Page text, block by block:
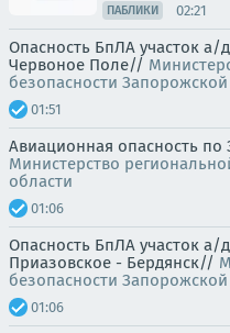
ПАБЛИКИ 02:21
Опасность БпЛА участок
Червоное Поле//
безопасности
01:51
Авиационная опасность
Министерство
области
01:06
Опасность БпЛА участок а/
Приазовское - Бердянск//
безопасности
01:06